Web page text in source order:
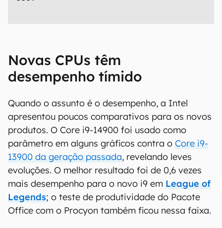
Novas CPUs têm
desempenho tímido
Quando o assunto é o desempenho, a Intel
apresentou poucos comparativos para os novos
produtos. O Core i9-14900 foi usado como
parâmetro em alguns gráficos contra o Core i9-
13900 da geração passada, revelando leves
evoluções. O melhor resultado foi de 0,6 vezes
mais desempenho para o novo i9 em League of
Legends; o teste de produtividade do Pacote
Office com o Procyon também ficou nessa faixa.